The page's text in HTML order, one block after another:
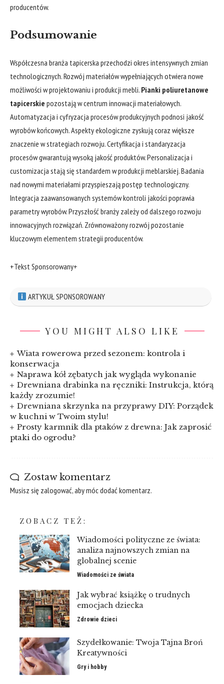
producentów.
Podsumowanie
Współczesna branża tapicerska przechodzi okres intensywnych zmian
technologicznych. Rozwój materiałów wypełniających otwiera nowe
możliwości w projektowaniu i produkcji mebli. Pianki poliuretanowe
tapicerskie pozostają w centrum innowacji materiałowych.
Automatyzacja i cyfryzacja procesów produkcyjnych podnosi jakość
wyrobów końcowych. Aspekty ekologiczne zyskują coraz większe
znaczenie w strategiach rozwoju. Certyfikacja i standaryzacja
procesów gwarantują wysoką jakość produktów. Personalizacja i
customizacja stają się standardem w produkcji meblarskiej. Badania
nad nowymi materiałami przyspieszają postęp technologiczny.
Integracja zaawansowanych systemów kontroli jakości poprawia
parametry wyrobów. Przyszłość branży zależy od dalszego rozwoju
innowacyjnych rozwiązań. Zrównoważony rozwój pozostanie
kluczowym elementem strategii producentów.
+Tekst Sponsorowany+
ARTYKUŁ SPONSOROWANY
YOU MIGHT ALSO LIKE
Wiata rowerowa przed sezonem: kontrola i
konserwacja
Naprawa kół zębatych jak wygląda wykonanie
Drewniana drabinka na ręczniki: Instrukcja, którą
każdy zrozumie!
Drewniana skrzynka na przyprawy DIY: Porządek
w kuchni w Twoim stylu!
Prosty karmnik dla ptaków z drewna: Jak zaprosić
ptaki do ogrodu?
Zostaw komentarz
Musisz się zalogować, aby móc dodać komentarz.
ZOBACZ TEŻ:
Wiadomości polityczne ze świata:
analiza najnowszych zmian na
globalnej scenie
Wiadomości ze świata
Jak wybrać książkę o trudnych
emocjach dziecka
Zdrowie dzieci
Szydełkowanie: Twoja Tajna Broń
Kreatywności
Gry i hobby